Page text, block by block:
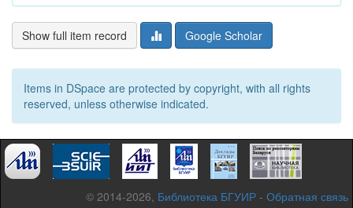
Show full item record Google Scholar
Items in DSpace are protected by copyright, with all rights
reserved, unless otherwise indicated.
© 2014-2026, Библиотека БГУИР - Обратная связь